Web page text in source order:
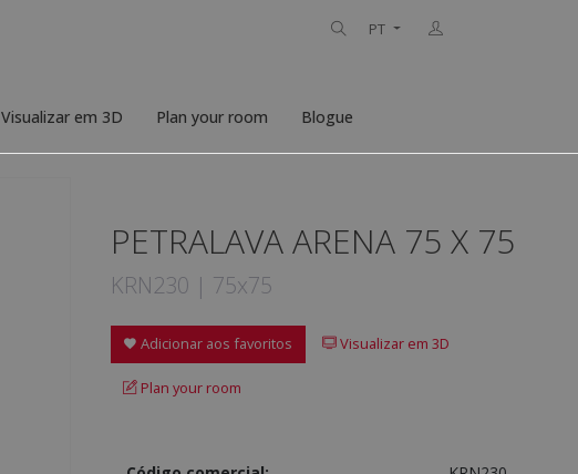
PT
Visualizar em 3D Plan your room Blogue
PETRALAVA ARENA 75 X 75
KRN230 | 75x75
Adicionar aos favoritos Visualizar em 3D
Plan your room